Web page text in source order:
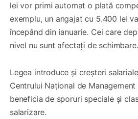
lei vor primi automat o plată
exemplu, un angajat cu 5.400 lei
începând din ianuarie. Cei care
nivel nu sunt afectați de schimbare.
Legea introduce și creșteri
Centrului Național de
beneficia de sporuri speciale și
salarizare.